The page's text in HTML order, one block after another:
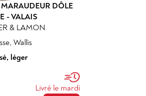
DÔLE
- VALAIS
& LAMON
,Wallis
léger
Livré le mardi